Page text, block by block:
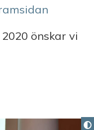
önskar vi
ÅR 2020